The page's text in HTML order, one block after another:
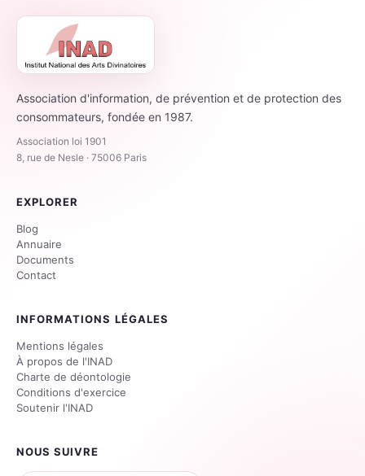
Association d'information, de prévention et de protection des
consommateurs, fondée en 1987.
Association loi 1901
8, rue de Nesle · 75006 Paris
EXPLORER
Blog
Annuaire
Documents
Contact
INFORMATIONS LÉGALES
Mentions légales
À propos de l'INAD
Charte de déontologie
Conditions d'exercice
Soutenir l'INAD
NOUS SUIVRE